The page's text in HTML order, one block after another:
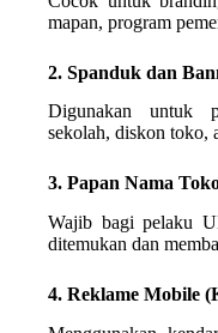
mapan, program
2. Spanduk dan
Digunakan untuk
sekolah, diskon toko,
3. Papan Nama
Wajib bagi pelaku
ditemukan dan
4. Reklame Mobile